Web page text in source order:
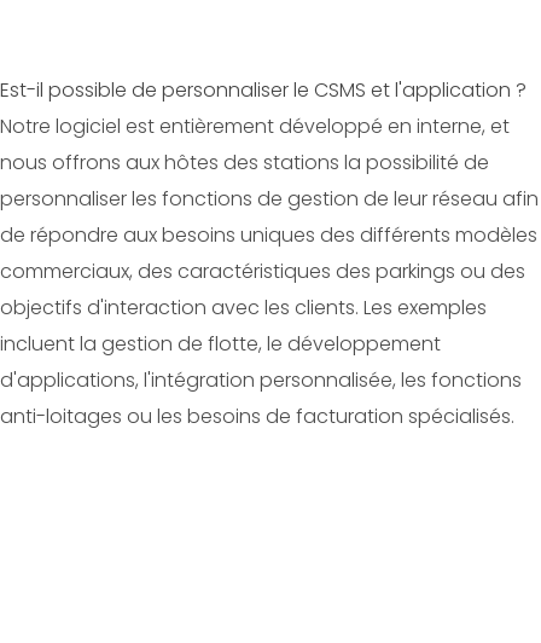
Est-il possible de personnaliser le CSMS et l'application ?
Notre logiciel est entièrement développé en interne, et
nous offrons aux hôtes des stations la possibilité de
personnaliser les fonctions de gestion de leur réseau afin
de répondre aux besoins uniques des différents modèles
commerciaux, des caractéristiques des parkings ou des
objectifs d'interaction avec les clients. Les exemples
incluent la gestion de flotte, le développement
d'applications, l'intégration personnalisée, les fonctions
anti-loitages ou les besoins de facturation spécialisés.